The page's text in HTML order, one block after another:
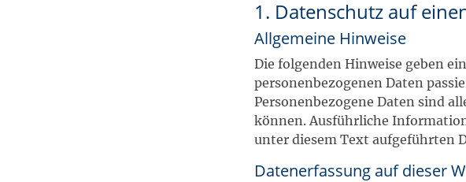
1. Datenschutz auf
Allgemeine Hinweise
Die folgenden Hinweise geben
personenbezogenen Daten
Personenbezogene Daten sind
können. Ausführliche
unter diesem Text aufgeführten
Datenerfassung auf dieser